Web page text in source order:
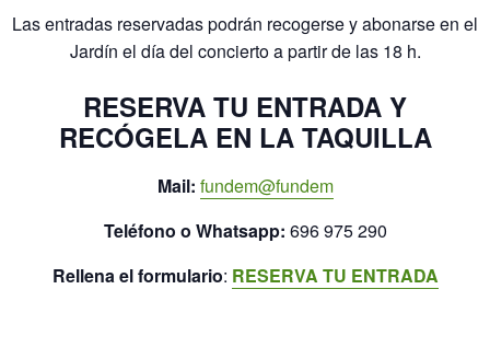
Las entradas reservadas podrán recogerse y abonarse en el
Jardín el día del concierto a partir de las 18 h.
RESERVA TU ENTRADA Y
RECÓGELA EN LA TAQUILLA
Mail: fundem@fundem
Teléfono o Whatsapp: 696 975 290
Rellena el formulario: RESERVA TU ENTRADA